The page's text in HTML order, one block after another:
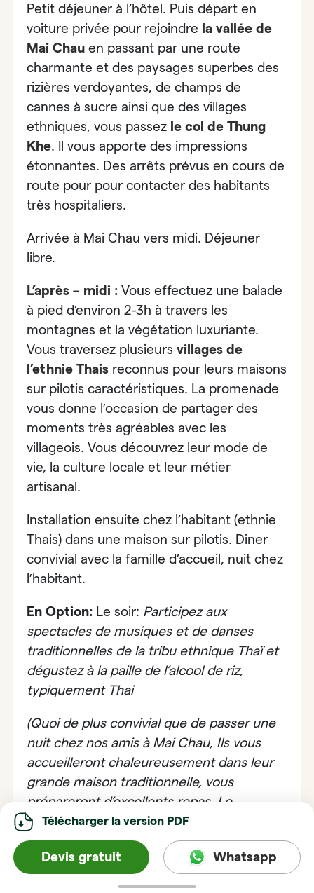
Petit déjeuner à l’hôtel. Puis départ en
voiture privée pour rejoindre la vallée de
Mai Chau en passant par une route
charmante et des paysages superbes des
rizières verdoyantes, de champs de
cannes à sucre ainsi que des villages
ethniques, vous passez le col de Thung
Khe. Il vous apporte des impressions
étonnantes. Des arrêts prévus en cours de
route pour pour contacter des habitants
très hospitaliers.
Arrivée à Mai Chau vers midi. Déjeuner
libre.
L’après – midi : Vous effectuez une balade
à pied d’environ 2-3h à travers les
montagnes et la végétation luxuriante.
Vous traversez plusieursvillages de
l’ethnie Thais reconnus pour leurs maisons
sur pilotis caractéristiques. La promenade
vous donne l’occasion de partager des
moments très agréables avec les
villageois. Vous découvrez leur mode de
vie, la culture locale et leur métier
artisanal.
Installation ensuite chez l’habitant (ethnie
Thais) dans une maison sur pilotis. Dîner
convivial avec la famille d’accueil, nuit chez
l’habitant.
En Option: Le soir: Participez aux
spectacles de musiques et de danses
traditionnelles de la tribu ethnique Thaï et
dégustez à la paille de l’alcool de riz,
typiquement Thai
(Quoi de plus convivial que de passer une
nuit chez nos amis à Mai Chau, Ils vous
accueilleront chaleureusement dans leur
grande maison traditionnelle, vous
prépareront d’excellents repas. Le
couchage est simple mais vous y gagnerez
en convivialité !)
Mai Chau - Réserve naturelle
Devis gratuit Whatsapp
Télécharger la version PDF